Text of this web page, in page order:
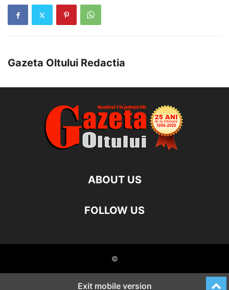
Gazeta Oltului Redactia
ABOUT US
FOLLOW US
©
Exit mobile version